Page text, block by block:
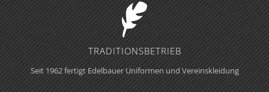
TRADITIONS­BETRIEB
Seit 1962 fertigt Edelbauer Uniformen und Vereinskleidung